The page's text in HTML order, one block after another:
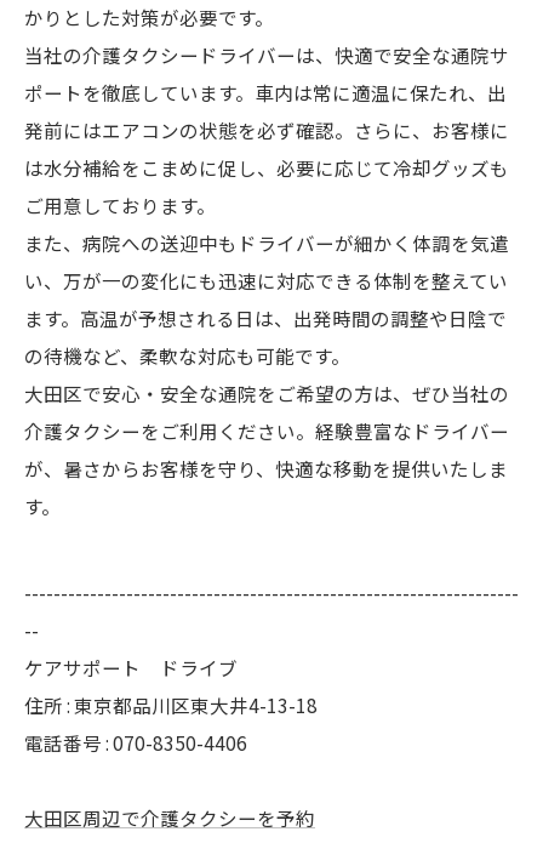
かりとした対策が必要です。
当社の介護タクシードライバーは、快適で安全な通院サ
ポートを徹底しています。車内は常に適温に保たれ、出
発前にはエアコンの状態を必ず確認。さらに、お客様に
は水分補給をこまめに促し、必要に応じて冷却グッズも
ご用意しております。
また、病院への送迎中もドライバーが細かく体調を気遣
い、万が一の変化にも迅速に対応できる体制を整えてい
ます。高温が予想される日は、出発時間の調整や日陰で
の待機など、柔軟な対応も可能です。
大田区で安心・安全な通院をご希望の方は、ぜひ当社の
介護タクシーをご利用ください。経験豊富なドライバー
が、暑さからお客様を守り、快適な移動を提供いたしま
す。
--------------------------------------------------------------------
--
ケアサポート ドライブ
住所 :東京都品川区東大井4-13-18
電話番号 :070-8350-4406
大田区周辺で介護タクシーを予約